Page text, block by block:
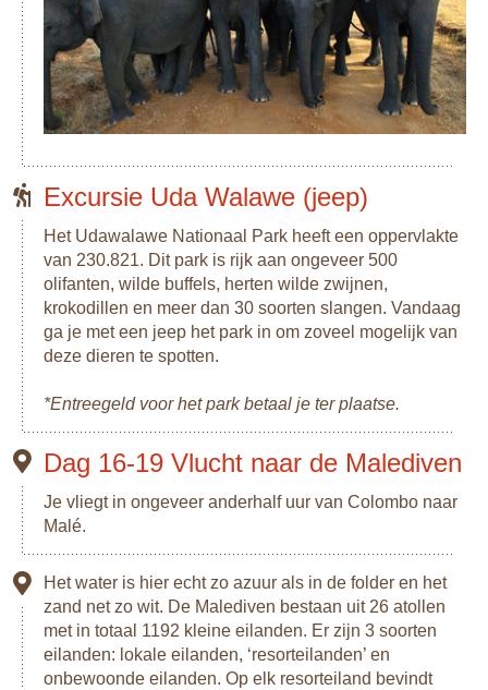
Excursie Uda Walawe (jeep)
Het Udawalawe Nationaal Park heeft een oppervlakte
van 230.821. Dit park is rijk aan ongeveer 500
olifanten, wilde buffels, herten wilde zwijnen,
krokodillen en meer dan 30 soorten slangen. Vandaag
ga je met een jeep het park in om zoveel mogelijk van
deze dieren te spotten.
*Entreegeld voor het park betaal je ter plaatse.
Dag 16-19 Vlucht naar de Malediven
Je vliegt in ongeveer anderhalf uur van Colombo naar
Malé.
Het water is hier echt zo azuur als in de folder en het
zand net zo wit. De Malediven bestaan uit 26 atollen
met in totaal 1192 kleine eilanden. Er zijn 3 soorten
eilanden: lokale eilanden, ‘resorteilanden’ en
onbewoonde eilanden. Op elk resorteiland bevindt